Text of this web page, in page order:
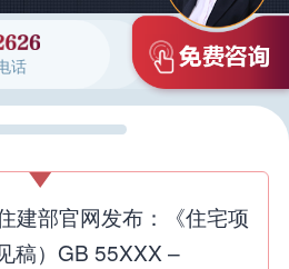
话
建部官网发布：《住宅项
稿）GB 55XXX –